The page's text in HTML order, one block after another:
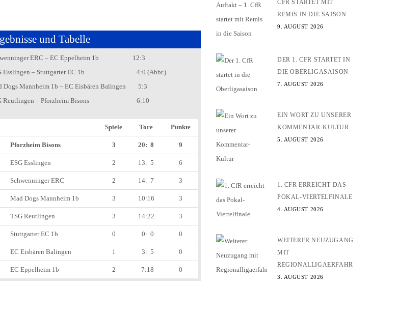
U9 / F1 (2012)
U7 / BAMBINI
und Tabelle
ERC – EC Eppelheim 1b 12:3
Esslingen – Stuttgarter EC 1b 4:0 (Abbr.)
Dogs Mannheim 1b – EC Eisbären Balingen 5:3
Reutlingen – Pforzheim Bisons 6:10
Spiele Tore Punkte
Pforzheim Bisons 3 20: 8 9
ESG Esslingen 2 13: 5 6
Schwenninger ERC 2 14: 7 3
Mad Dogs Mannheim 1b 3 10:16 3
TSG Reutlingen 3 14:22 3
Stuttgarter EC 1b 0 0: 0 0
EC Eisbären Balingen 1 3: 5 0
EC Eppelheim 1b 2 7:18 0
CFR STARTET MIT
REMIS IN DIE SAISON
9. AUGUST 2026
DER 1. CFR STARTET IN
DIE OBERLIGASAISON
7. AUGUST 2026
EIN WORT ZU UNSERER
KOMMENTAR-KULTUR
5. AUGUST 2026
1. CFR ERREICHT DAS
POKAL-VIERTELFINALE
4. AUGUST 2026
WEITERER NEUZUGANG
MIT
REGIONALLIGAERFAHRUNG
3. AUGUST 2026